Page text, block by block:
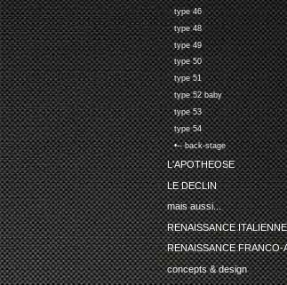
type 46
type 48
type 49
type 50
type 51
type 52 baby
type 53
type 54
•-- back-stage
L'APOTHEOSE
LE DECLIN
mais aussi...
RENAISSANCE ITALIENNE
RENAISSANCE FRANCO-
concepts & design